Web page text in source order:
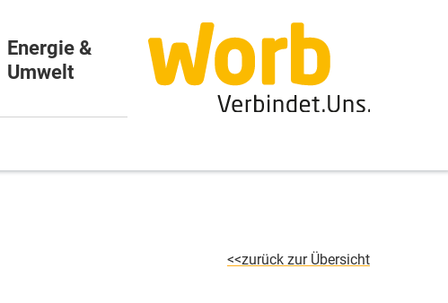
Energie &
Umwelt
zurück zur Übersicht